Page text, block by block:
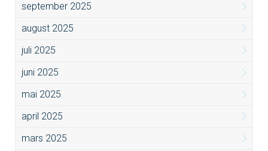
september 2025
august 2025
juli 2025
juni 2025
mai 2025
april 2025
mars 2025